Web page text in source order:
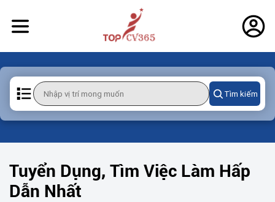
Tìm kiếm
Tuyển Dụng, Tìm Việc Làm Hấp
Dẫn Nhất